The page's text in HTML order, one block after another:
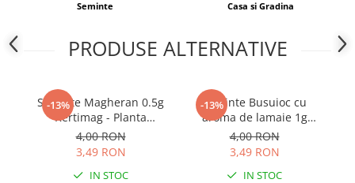
Erbicid
Insecticid
Tratamente repaus vegetativ
Ingrasaminte plante
Ingrasaminte plante
Seminte Casa si Gradina
PRODUSE ALTERNATIVE
-13%
Seminte Magheran 0.5g
Kertimag - Planta
Aromatica si Medicinala
pentru Gradina si Balcon
4,00 RON
3,49 RON
IN STOC
-13%
Seminte Busuioc cu
aroma de lamaie 1g
Kertimag - Planta
Aromatica Exotica pentru
Deserturi si Peste
4,00 RON
3,49 RON
IN STOC